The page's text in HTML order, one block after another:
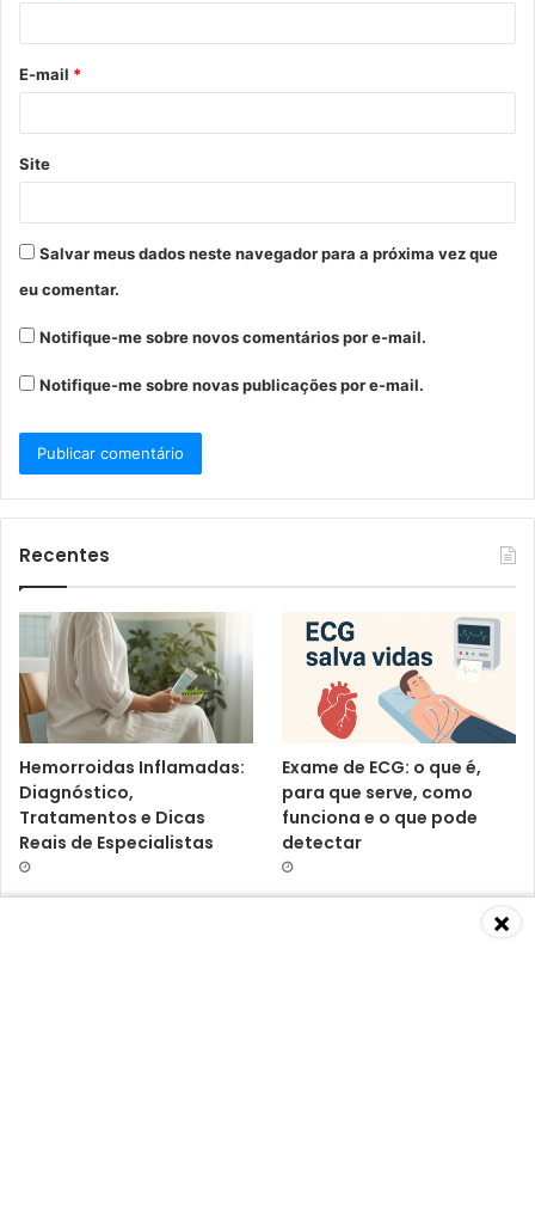
*
E-mail *
Site
Salvar meus dados neste navegador para a próxima vez que
eu comentar.
Notifique-me sobre novos comentários por e-mail.
Notifique-me sobre novas publicações por e-mail.
Recentes
Hemorroidas Inflamadas:
Diagnóstico,
Tratamentos e Dicas
Reais de Especialistas
Exame de ECG: o que é,
para que serve, como
funciona e o que pode
detectar
×